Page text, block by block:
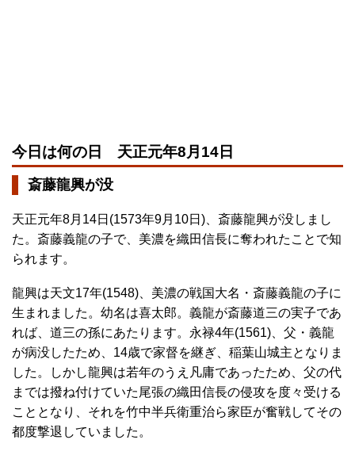
今日は何の日 天正元年8月14日
斎藤龍興が没
天正元年8月14日(1573年9月10日)、斎藤龍興が没しまし
た。斎藤義龍の子で、美濃を織田信長に奪われたことで知
られます。
龍興は天文17年(1548)、美濃の戦国大名・斎藤義龍の子に
生まれました。幼名は喜太郎。義龍が斎藤道三の実子であ
れば、道三の孫にあたります。永禄4年(1561)、父・義龍
が病没したため、14歳で家督を継ぎ、稲葉山城主となりま
した。しかし龍興は若年のうえ凡庸であったため、父の代
までは撥ね付けていた尾張の織田信長の侵攻を度々受ける
こととなり、それを竹中半兵衛重治ら家臣が奮戦してその
都度撃退していました。